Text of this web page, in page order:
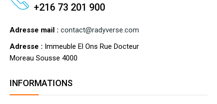
+216 73 201 900
Adresse mail : contact@radyverse.com
Adresse : Immeuble El Ons Rue Docteur
Moreau Sousse 4000
INFORMATIONS